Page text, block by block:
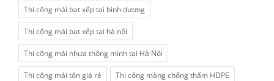
Thi công mái bạt xếp tại bình dương
Thi công mái bạt xếp tại hà nội
Thi công mái nhựa thông minh tại Hà Nội
Thi công mái tôn giá rẻ Thi công màng chống thấm HDPE